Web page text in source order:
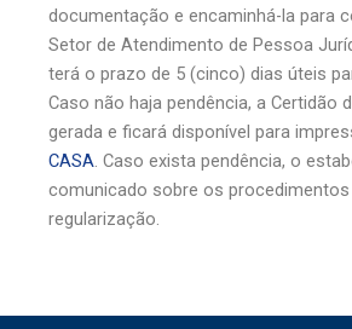
documentação e encaminhá-la para
Setor de Atendimento de Pessoa
terá o prazo de 5 (cinco) dias úteis
Caso não haja pendência, a Certidão
gerada e ficará disponível para
CASA. Caso exista pendência, o
comunicado sobre os
regularização.